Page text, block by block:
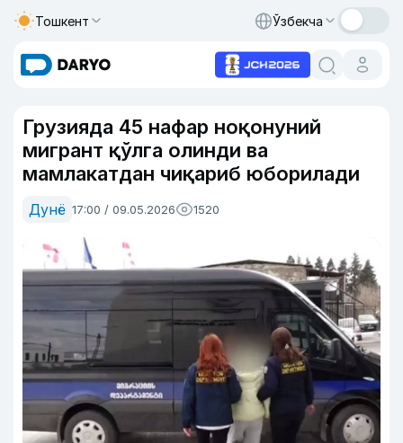
Тошкент Ўзбекча
Грузияда 45 нафар ноқонуний
мигрант қўлга олинди ва
мамлакатдан чиқариб юборилади
Дунё 17:00 / 09.05.2026 1520